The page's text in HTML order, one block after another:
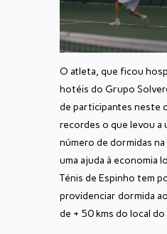
O atleta, que ficou
hotéis do Grupo
de participantes neste
recordes o que levou a
número de dormidas
uma ajuda à economia
Ténis de Espinho tem
providenciar dormida
de + 50 kms do local